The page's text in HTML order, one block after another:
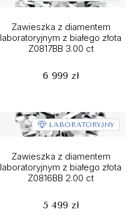
Zawieszka z diamentem
laboratoryjnym z białego złota
Z0817BB 3.00 ct
6 999 zł
LABORATORYJNY
Zawieszka z diamentem
laboratoryjnym z białego złota
Z0816BB 2.00 ct
5 499 zł